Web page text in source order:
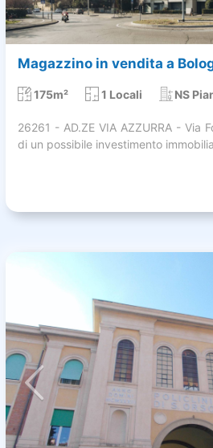
Magazzino in vendita a
175m² 1 Locali NS
26261 - AD.ZE VIA AZZURRA - Via
di un possibile investimento